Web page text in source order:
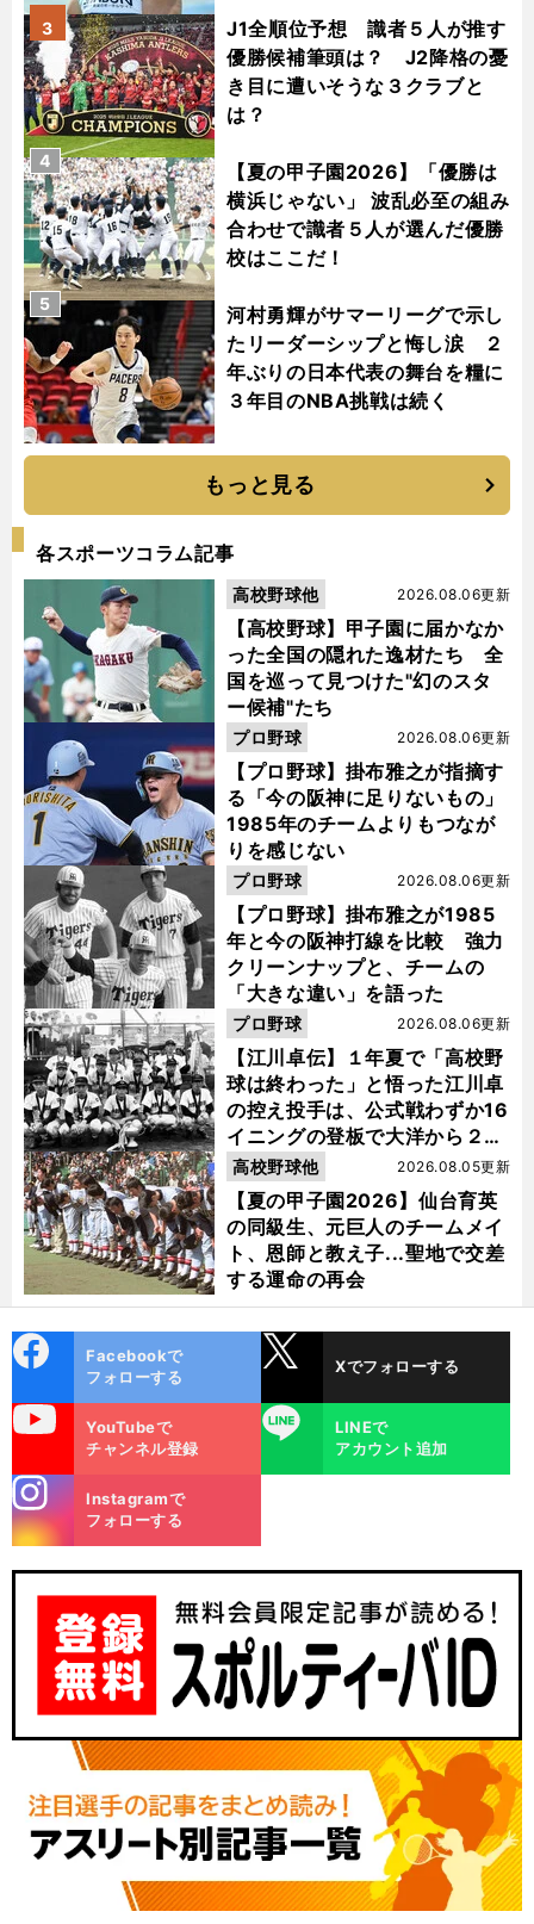
J1全順位予想 識者５人が推す
優勝候補筆頭は？ J2降格の憂
き目に遭いそうな３クラブと
は？
3
【夏の甲子園2026】「優勝は
横浜じゃない」 波乱必至の組み
合わせで識者５人が選んだ優勝
校はここだ！
4
河村勇輝がサマーリーグで示し
たリーダーシップと悔し涙 ２
年ぶりの日本代表の舞台を糧に
３年目のNBA挑戦は続く
5
もっと見る
各スポーツコラム記事
【高校野球】甲子園に届かなか
った全国の隠れた逸材たち 全
国を巡って見つけた"幻のスタ
ー候補"たち
2026.08.06更新
高校野球他
【プロ野球】掛布雅之が指摘す
る「今の阪神に足りないもの」
1985年のチームよりもつなが
りを感じない
2026.08.06更新
プロ野球
【プロ野球】掛布雅之が1985
年と今の阪神打線を比較 強力
クリーンナップと、チームの
「大きな違い」を語った
2026.08.06更新
プロ野球
【江川卓伝】１年夏で「高校野
球は終わった」と悟った江川卓
の控え投手は、公式戦わずか16
イニングの登板で大洋から２位
指名を受けた
2026.08.06更新
プロ野球
【夏の甲子園2026】仙台育英
の同級生、元巨人のチームメイ
ト、恩師と教え子...聖地で交差
する運命の再会
2026.08.05更新
高校野球他
ok
Facebookで
フォローする
Xでフォローする
YouTubeで
チャンネル登録
LINE
LINEで
アカウント追加
m
Instagramで
フォローする